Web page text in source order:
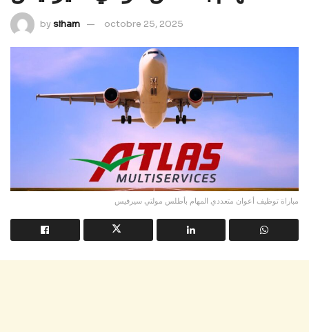
bysiham octobre 25, 2025
مباراة توظيف أعوان متعددي المهام بأطلس مولتي سيرفيس